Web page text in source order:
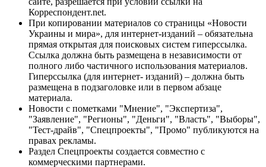
Корреспондент.net.
При копировании материалов со страницы «Новости
Украины и мира», для интернет-изданий – обязательна
прямая открытая для поисковых систем гиперссылка.
Ссылка должна быть размещена в независимости от
полного либо частичного использования материалов.
Гиперссылка (для интернет- изданий) – должна быть
размещена в подзаголовке или в первом абзаце
материала.
Новости с пометками "Мнение", "Экспертиза",
"Заявление", "Регионы", "Деньги", "Власть", "Выборы",
"Тест-драйв", "Спецпроекты", "Промо" публикуются на
правах рекламы.
Раздел Спецпроекты создается совместно с
коммерческими партнерами.